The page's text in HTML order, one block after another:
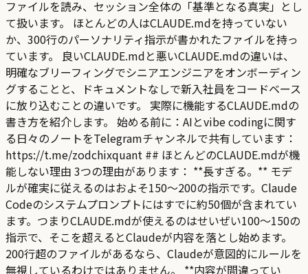
ファイルを読み、セッション全体の「基準となる真実」とし
て扱います。 ほとんどの人はCLAUDE.mdを持っていない
か、300行のパーソナリティ指示が書かれたファイルを持っ
ています。 良いCLAUDE.mdと悪いCLAUDE.mdの違いは、
明確なブリーフィングでシニアエンジニアをオンボーディン
グすることと、ドキュメントなしで新入社員をコードベース
に放り込むことの違いです。 実際に機能するCLAUDE.mdの
書き方を紹介します。 始める前に：AIとvibe codingに関す
る日々のノートをTelegramチャンネルで共有しています：
https://t.me/zodchixquant ## ほとんどのCLAUDE.mdが機
能しない理由 3つの理由があります： **長すぎる。** モデ
ルが確実に従えるのはおよそ150〜200の指示です。Claude
Codeのシステムプロンプトにはすでに約50個が含まれてい
ます。つまりCLAUDE.mdが使えるのはせいぜい100〜150の
指示で、そこを超えるとClaudeが内容を落とし始めます。
200行超のファイルがあるなら、Claudeが意図的にルールを
無視しているわけではありません。 **内容が間違ってい